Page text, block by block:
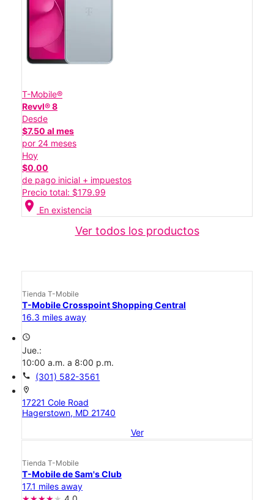
T-Mobile®
Revvl® 8
Desde
$7.50 al mes
por 24 meses
Hoy
$0.00
de pago inicial + impuestos
Precio total: $179.99
location_on En existencia
Ver todos los productos
Tienda T-Mobile
T-Mobile Crosspoint Shopping Central
16.3 miles away
access_time
Jue.:
10:00 a.m. a 8:00 p.m.
call (301) 582-3561
location_on
17221 Cole Road
Hagerstown, MD 21740
Ver
Tienda T-Mobile
T-Mobile de Sam's Club
17.1 miles away